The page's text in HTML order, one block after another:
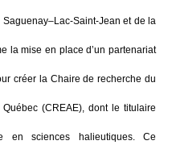
Saint-Jean et de la
la mise en place d’un partenariat
créer la Chaire de recherche du
(CREAE), dont le titulaire
en sciences halieutiques. Ce